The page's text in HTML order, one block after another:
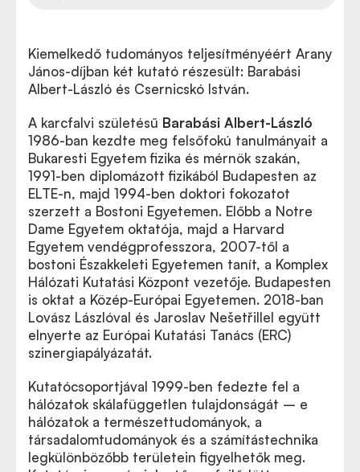
Kiemelkedő tudományos teljesítményéért Arany
János-díjban két kutató részesült: Barabási
Albert-László és Csernicskó István.
A karcfalvi születésű Barabási Albert-László
1986-ban kezdte meg felsőfokú tanulmányait a
Bukaresti Egyetem fizika és mérnök szakán,
1991-ben diplomázott fizikából Budapesten az
ELTE-n, majd 1994-ben doktori fokozatot
szerzett a Bostoni Egyetemen. Előbb a Notre
Dame Egyetem oktatója, majd a Harvard
Egyetem vendégprofesszora, 2007-től a
bostoni Északkeleti Egyetemen tanít, a Komplex
Hálózati Kutatási Központ vezetője. Budapesten
is oktat a Közép-Európai Egyetemen. 2018-ban
Lovász Lászlóval és Jaroslav Nešetřillel együtt
elnyerte az Európai Kutatási Tanács (ERC)
szinergiapályázatát.
Kutatócsoportjával 1999-ben fedezte fel a
hálózatok skálafüggetlen tulajdonságát – e
hálózatok a természettudományok, a
társadalomtudományok és a számítástechnika
legkülönbözőbb területein figyelhetők meg.